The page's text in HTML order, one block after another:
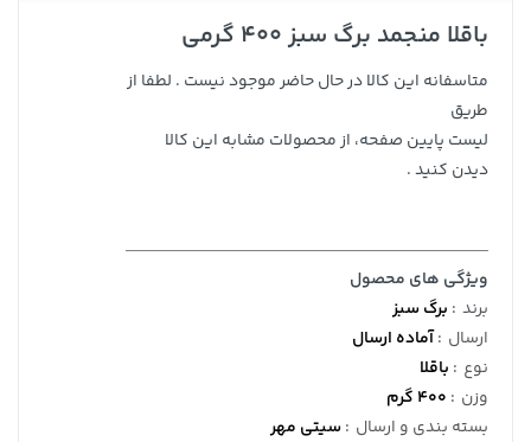
باقلا منجمد برگ سبز 400 گرمی
متاسفانه این کالا در حال حاضر موجود نیست . لطفا از
طریق
لیست پایین صفحه، از محصولات مشابه این کالا
دیدن کنید .
ویژگی های محصول
برند : برگ سبز
ارسال :آماده ارسال
نوع : باقلا
وزن : 400 گرم
بسته بندی و ارسال :سیتی مهر